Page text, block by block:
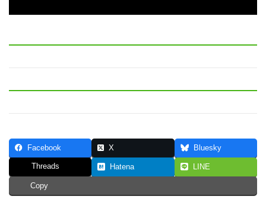
Facebook X Bluesky
Threads Hatena LINE
Copy